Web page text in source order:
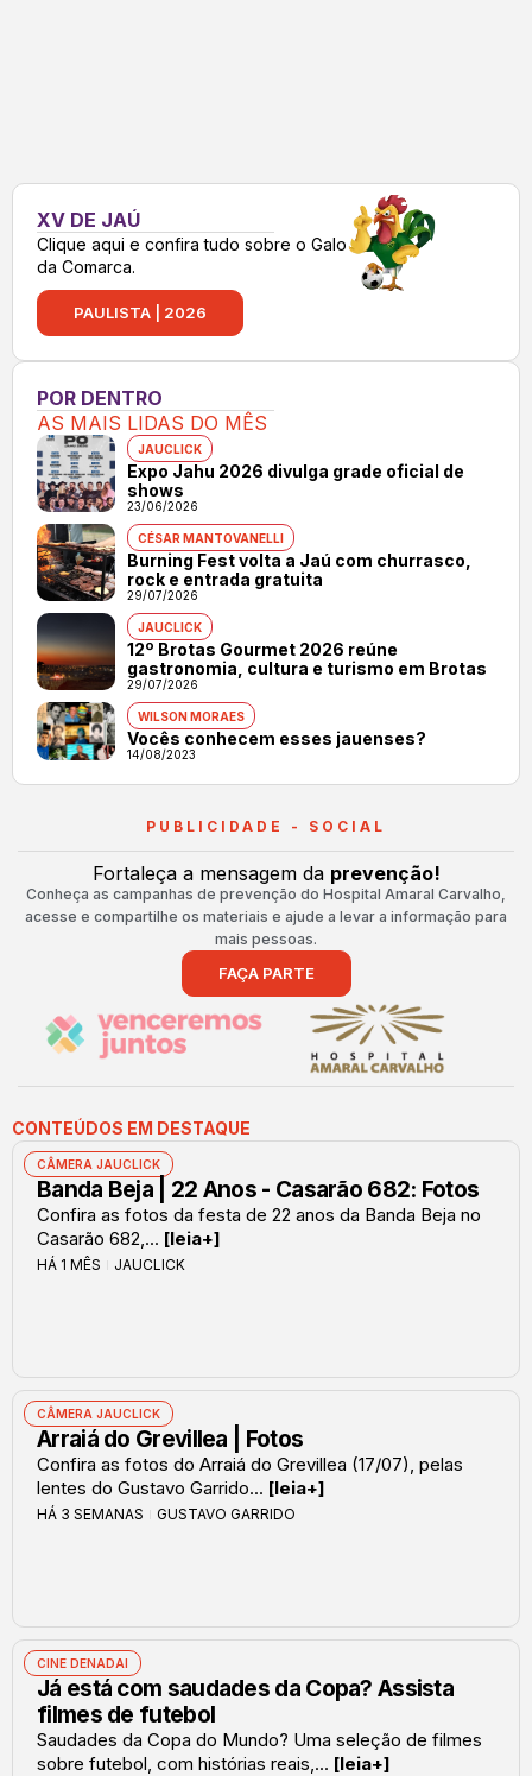
XV DE JAÚ
Clique aqui e confira tudo sobre o Galo
da Comarca.
PAULISTA | 2026
POR DENTRO
AS MAIS LIDAS DO MÊS
JAUCLICK
Expo Jahu 2026 divulga grade oficial de
shows
23/06/2026
CÉSAR MANTOVANELLI
Burning Fest volta a Jaú com churrasco,
rock e entrada gratuita
29/07/2026
JAUCLICK
12º Brotas Gourmet 2026 reúne
gastronomia, cultura e turismo em Brotas
29/07/2026
WILSON MORAES
Vocês conhecem esses jauenses?
14/08/2023
PUBLICIDADE - SOCIAL
Fortaleça a mensagem da prevenção!
Conheça as campanhas de prevenção do Hospital Amaral Carvalho,
acesse e compartilhe os materiais e ajude a levar a informação para
mais pessoas.
FAÇA PARTE
CONTEÚDOS EM DESTAQUE
CÂMERA JAUCLICK
Banda Beja | 22 Anos - Casarão 682: Fotos
Confira as fotos da festa de 22 anos da Banda Beja no
Casarão 682,... [leia+]
HÁ 1 MÊS JAUCLICK
CÂMERA JAUCLICK
Arraiá do Grevillea | Fotos
Confira as fotos do Arraiá do Grevillea (17/07), pelas
lentes do Gustavo Garrido... [leia+]
HÁ 3 SEMANAS GUSTAVO GARRIDO
CINE DENADAI
Já está com saudades da Copa? Assista
filmes de futebol
Saudades da Copa do Mundo? Uma seleção de filmes
sobre futebol, com histórias reais,... [leia+]